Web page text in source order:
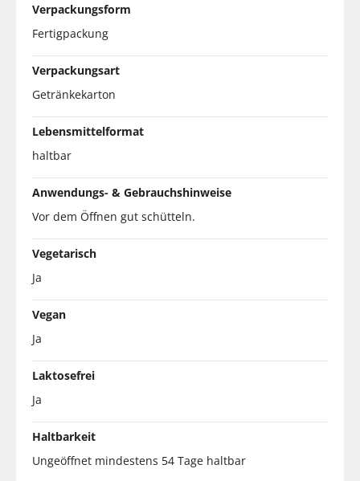
Verpackungsform
Fertigpackung
Verpackungsart
Getränkekarton
Lebensmittelformat
haltbar
Anwendungs- & Gebrauchshinweise
Vor dem Öffnen gut schütteln.
Vegetarisch
Ja
Vegan
Ja
Laktosefrei
Ja
Haltbarkeit
Ungeöffnet mindestens 54 Tage haltbar